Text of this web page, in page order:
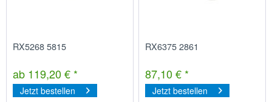
RX5268 5815
ab 119,20 € *
Jetzt bestellen
RX6375 2861
87,10 € *
Jetzt bestellen